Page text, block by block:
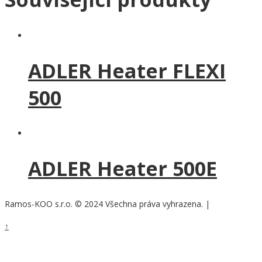
ADLER Heater FLEXI
500
ADLER Heater 500E
Ramos-KOO s.r.o. © 2024 Všechna práva vyhrazena. |
↑